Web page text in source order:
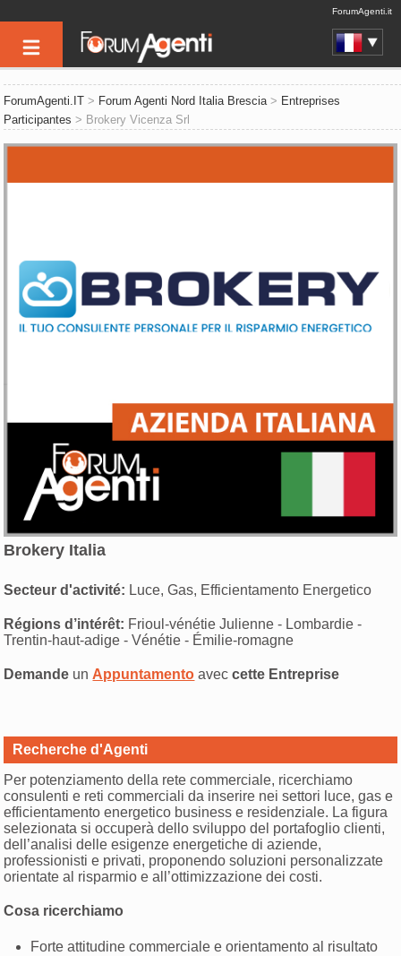
ForumAgenti.it
ForumAgenti.IT > Forum Agenti Nord Italia Brescia> Entreprises
Participantes > Brokery Vicenza Srl
Brokery Italia
Secteur d'activité: Luce, Gas, Efficientamento Energetico
Régions d’intérêt: Frioul-vénétie Julienne - Lombardie -
Trentin-haut-adige - Vénétie - Émilie-romagne
Demande un Appuntamento aveccette Entreprise
Recherche d'Agenti
Per potenziamento della rete commerciale, ricerchiamo
consulenti e reti commerciali da inserire nei settori luce, gas e
efficientamento energetico business e residenziale. La figura
selezionata si occuperà dello sviluppo del portafoglio clienti,
dell’analisi delle esigenze energetiche di aziende,
professionisti e privati, proponendo soluzioni personalizzate
orientate al risparmio e all’ottimizzazione dei costi.
Cosa ricerchiamo
Forte attitudine commerciale e orientamento al risultato